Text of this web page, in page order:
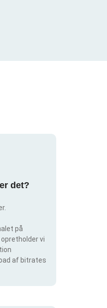
det?
på
vi
af bitrates